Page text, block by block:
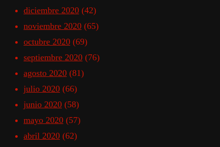
diciembre 2020 (42)
noviembre 2020 (65)
octubre 2020 (69)
septiembre 2020 (76)
agosto 2020 (81)
julio 2020 (66)
junio 2020 (58)
mayo 2020 (57)
abril 2020 (62)